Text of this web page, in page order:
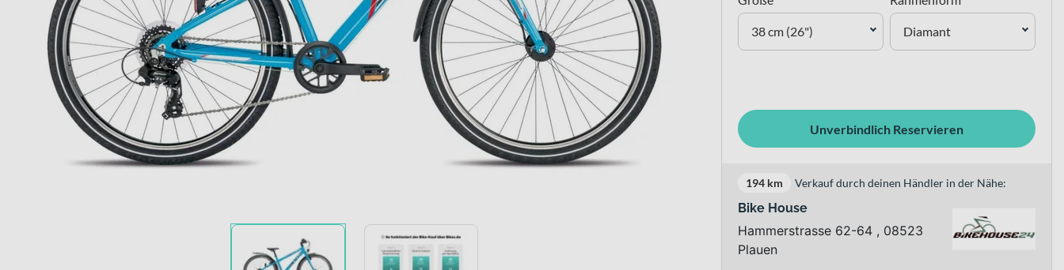
38 cm (26") Diamant
Unverbindlich Reservieren
194 km Verkauf durch deinen Händler in der Nähe:
Bike House
Hammerstrasse 62-64 , 08523
Plauen